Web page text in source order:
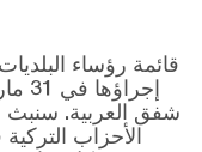
قائمة رؤساء
شفق العربية. سنبث